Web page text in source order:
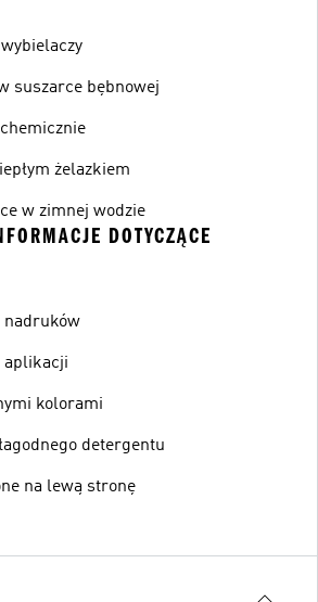
suszarce bębnowej
żelazkiem
w zimnej wodzie
DOTYCZĄCE
nadruków
aplikacji
kolorami
detergentu
na lewą stronę